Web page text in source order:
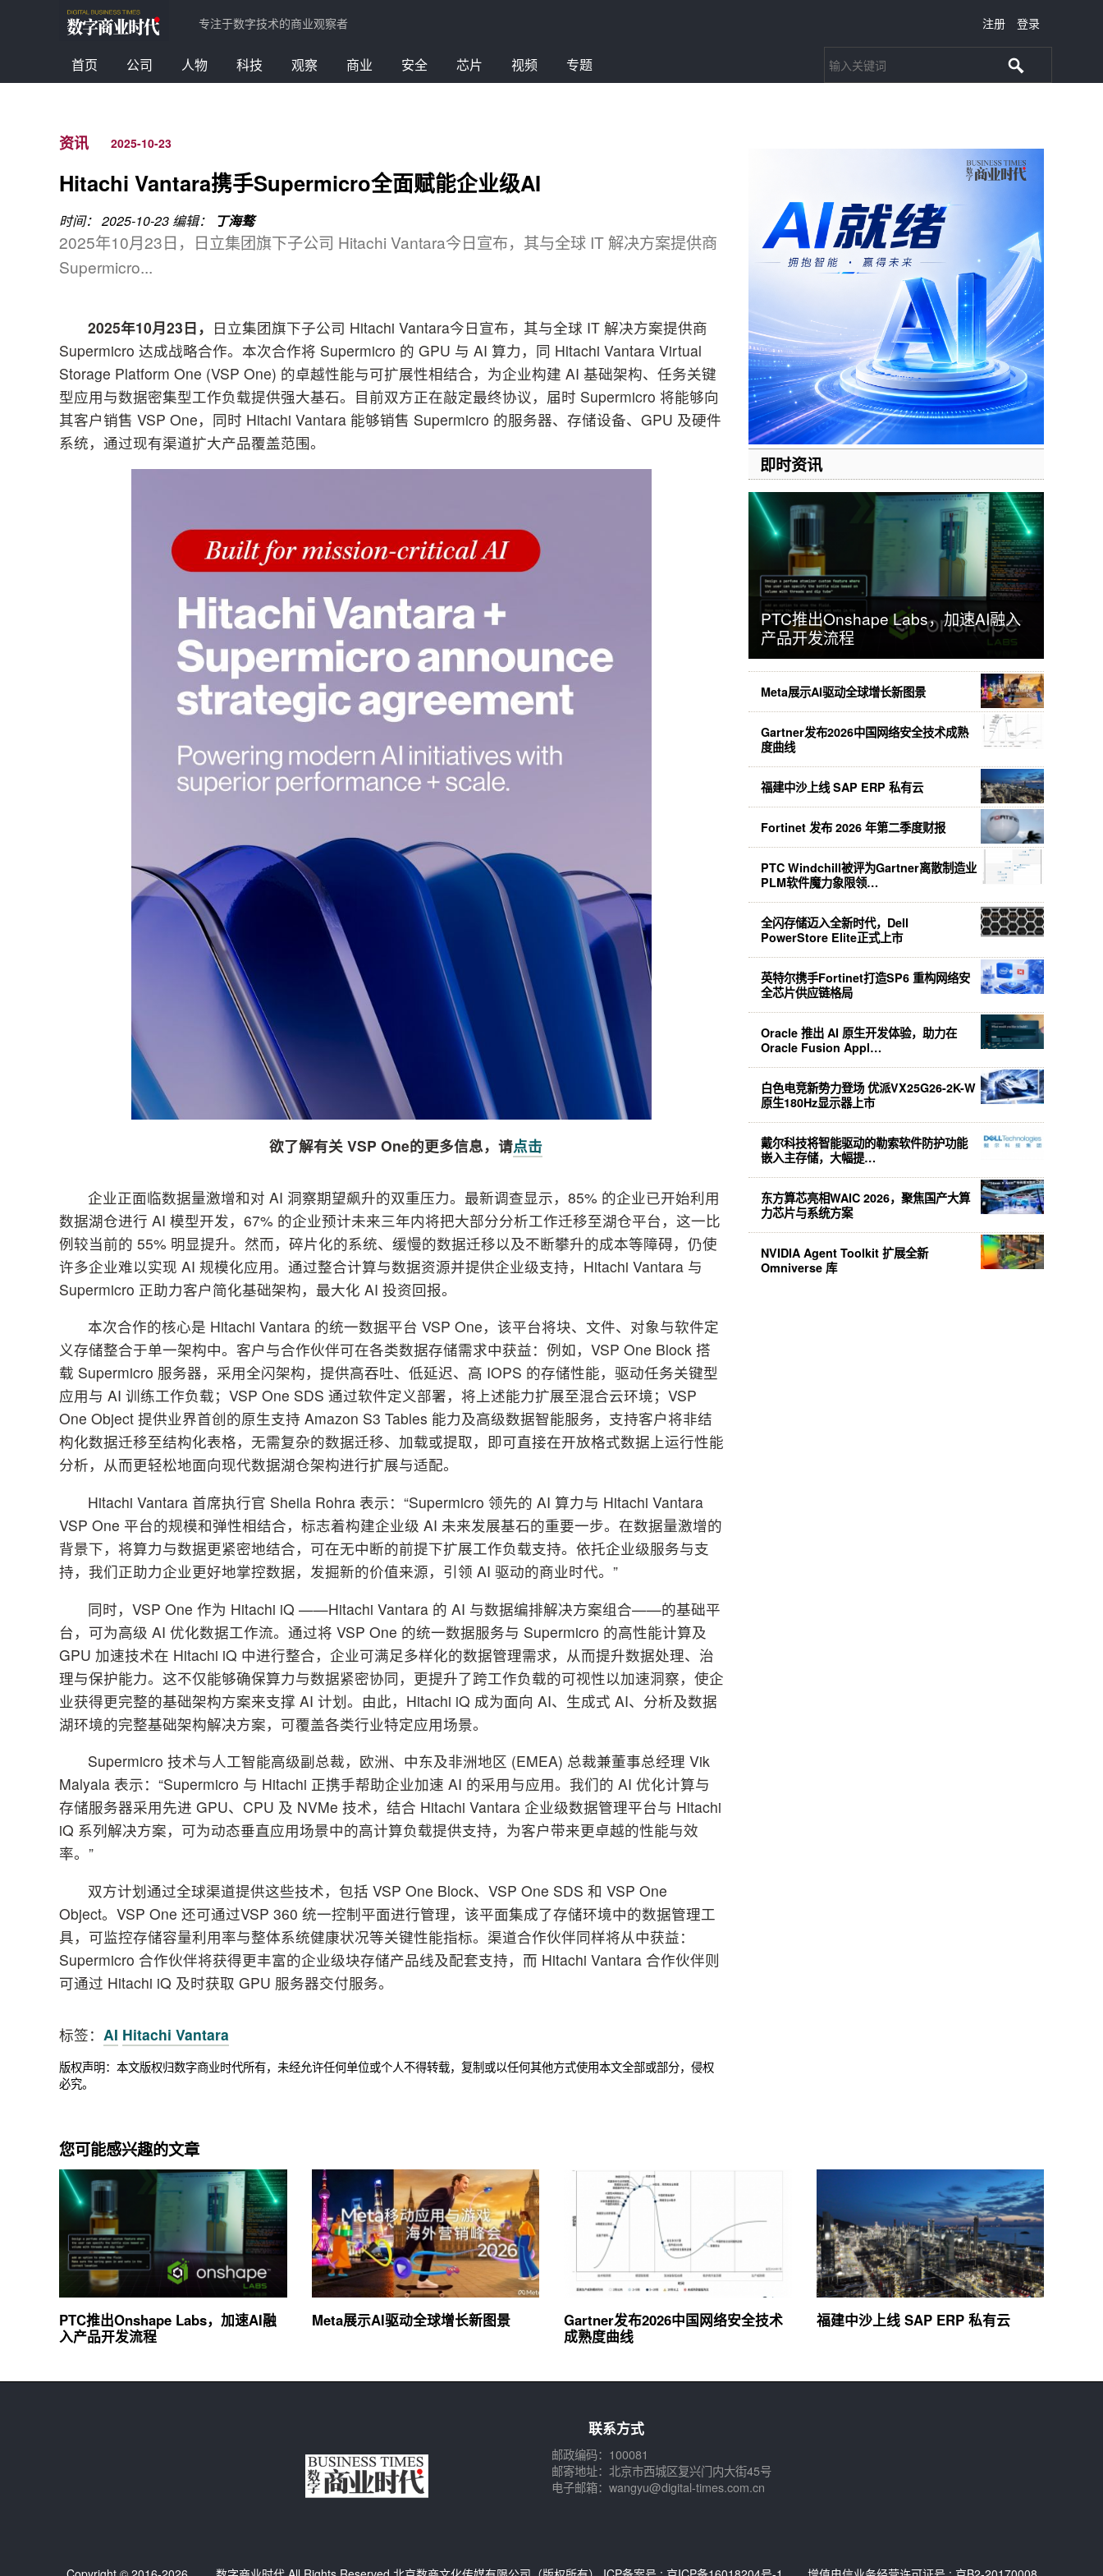
专注于数字技术的商业观察者 注册 登录
首页 公司 人物 科技 观察 商业 安全 芯片 视频 专题
资讯 2025-10-23
Hitachi Vantara携手Supermicro全面赋能企业级AI
时间： 2025-10-23编辑： 丁海骜
2025年10月23日，日立集团旗下子公司 Hitachi Vantara今日宣布，其与全球 IT 解决方案提供商
Supermicro...
2025年10月23日， 日立集团旗下子公司 Hitachi Vantara今日宣布，其与全球 IT 解决方案提供商
Supermicro 达成战略合作。本次合作将 Supermicro 的 GPU 与 AI 算力，同 Hitachi Vantara Virtual
Storage Platform One (VSP One) 的卓越性能与可扩展性相结合，为企业构建 AI 基础架构、任务关键
型应用与数据密集型工作负载提供强大基石。目前双方正在敲定最终协议，届时 Supermicro 将能够向
其客户销售 VSP One，同时 Hitachi Vantara 能够销售 Supermicro 的服务器、存储设备、GPU 及硬件
系统，通过现有渠道扩大产品覆盖范围。
欲了解有关 VSP One的更多信息，请点击
企业正面临数据量激增和对 AI 洞察期望飙升的双重压力。最新调查显示，85% 的企业已开始利用
数据湖仓进行 AI 模型开发，67% 的企业预计未来三年内将把大部分分析工作迁移至湖仓平台，这一比
例较当前的 55% 明显提升。然而，碎片化的系统、缓慢的数据迁移以及不断攀升的成本等障碍，仍使
许多企业难以实现 AI 规模化应用。通过整合计算与数据资源并提供企业级支持，Hitachi Vantara 与
Supermicro 正助力客户简化基础架构，最大化 AI 投资回报。
本次合作的核心是 Hitachi Vantara 的统一数据平台 VSP One，该平台将块、文件、对象与软件定
义存储整合于单一架构中。客户与合作伙伴可在各类数据存储需求中获益：例如，VSP One Block 搭
载 Supermicro 服务器，采用全闪架构，提供高吞吐、低延迟、高 IOPS 的存储性能，驱动任务关键型
应用与 AI 训练工作负载；VSP One SDS 通过软件定义部署，将上述能力扩展至混合云环境；VSP
One Object 提供业界首创的原生支持 Amazon S3 Tables 能力及高级数据智能服务，支持客户将非结
构化数据迁移至结构化表格，无需复杂的数据迁移、加载或提取，即可直接在开放格式数据上运行性能
分析，从而更轻松地面向现代数据湖仓架构进行扩展与适配。
Hitachi Vantara 首席执行官 Sheila Rohra 表示：“Supermicro 领先的 AI 算力与 Hitachi Vantara
VSP One 平台的规模和弹性相结合，标志着构建企业级 AI 未来发展基石的重要一步。在数据量激增的
背景下，将算力与数据更紧密地结合，可在无中断的前提下扩展工作负载支持。依托企业级服务与支
持，我们正助力企业更好地掌控数据，发掘新的价值来源，引领 AI 驱动的商业时代。”
同时，VSP One 作为 Hitachi iQ ——Hitachi Vantara 的 AI 与数据编排解决方案组合——的基础平
台，可为高级 AI 优化数据工作流。通过将 VSP One 的统一数据服务与 Supermicro 的高性能计算及
GPU 加速技术在 Hitachi iQ 中进行整合，企业可满足多样化的数据管理需求，从而提升数据处理、治
理与保护能力。这不仅能够确保算力与数据紧密协同，更提升了跨工作负载的可视性以加速洞察，使企
业获得更完整的基础架构方案来支撑 AI 计划。由此，Hitachi iQ 成为面向 AI、生成式 AI、分析及数据
湖环境的完整基础架构解决方案，可覆盖各类行业特定应用场景。
Supermicro 技术与人工智能高级副总裁，欧洲、中东及非洲地区 (EMEA) 总裁兼董事总经理 Vik
Malyala 表示：“Supermicro 与 Hitachi 正携手帮助企业加速 AI 的采用与应用。我们的 AI 优化计算与
存储服务器采用先进 GPU、CPU 及 NVMe 技术，结合 Hitachi Vantara 企业级数据管理平台与 Hitachi
iQ 系列解决方案，可为动态垂直应用场景中的高计算负载提供支持，为客户带来更卓越的性能与效
率。”
双方计划通过全球渠道提供这些技术，包括 VSP One Block、VSP One SDS 和 VSP One
Object。VSP One 还可通过VSP 360 统一控制平面进行管理，该平面集成了存储环境中的数据管理工
具，可监控存储容量利用率与整体系统健康状况等关键性能指标。渠道合作伙伴同样将从中获益：
Supermicro 合作伙伴将获得更丰富的企业级块存储产品线及配套支持，而 Hitachi Vantara 合作伙伴则
可通过 Hitachi iQ 及时获取 GPU 服务器交付服务。
标签： AI Hitachi Vantara
版权声明：本文版权归数字商业时代所有，未经允许任何单位或个人不得转载，复制或以任何其他方式使用本文全部或部分，侵权
必究。
即时资讯
PTC推出Onshape Labs，加速AI融入
产品开发流程
Meta展示AI驱动全球增长新图景
Gartner发布2026中国网络安全技术成熟
度曲线
福建中沙上线 SAP ERP 私有云
Fortinet 发布 2026 年第二季度财报
PTC Windchill被评为Gartner离散制造业
PLM软件魔力象限领…
全闪存储迈入全新时代，Dell
PowerStore Elite正式上市
英特尔携手Fortinet打造SP6 重构网络安
全芯片供应链格局
Oracle 推出 AI 原生开发体验，助力在
Oracle Fusion Appl…
白色电竞新势力登场 优派VX25G26-2K-W
原生180Hz显示器上市
戴尔科技将智能驱动的勒索软件防护功能
嵌入主存储，大幅提…
东方算芯亮相WAIC 2026，聚焦国产大算
力芯片与系统方案
NVIDIA Agent Toolkit 扩展全新
Omniverse 库
您可能感兴趣的文章
PTC推出Onshape Labs，加速AI融
入产品开发流程
Meta展示AI驱动全球增长新图景
Gartner发布2026中国网络安全技术
成熟度曲线
福建中沙上线 SAP ERP 私有云
联系方式
邮政编码：100081
邮寄地址：北京市西城区复兴门内大街45号
电子邮箱：wangyu@digital-times.com.cn